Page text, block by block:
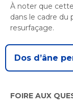
Bureau de
contractuelle
Bureau
Bureau
Centre-ville
Cour
Cour
Gouvernance
À noter que cette
dans le cadre
resurfaçage.
Dos d’âne
FOIRE AUX